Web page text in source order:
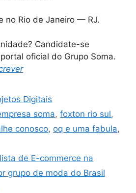
no Rio de Janeiro — RJ.
Candidate-se
oficial do Grupo Soma.
Digitais
soma,foxton rio sul,
conosco, oq e uma fabula,
de E-commerce na
grupo de moda do Brasil